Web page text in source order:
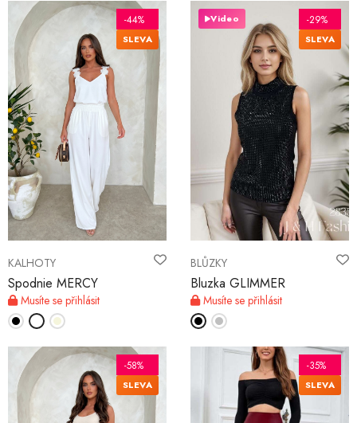
KALHOTY
Spodnie MERCY
Musíte se přihlásit
-44%
SLEVA
BLŮZKY
Bluzka GLIMMER
Musíte se přihlásit
Video -29%
SLEVA
-58%
SLEVA
-35%
SLEVA